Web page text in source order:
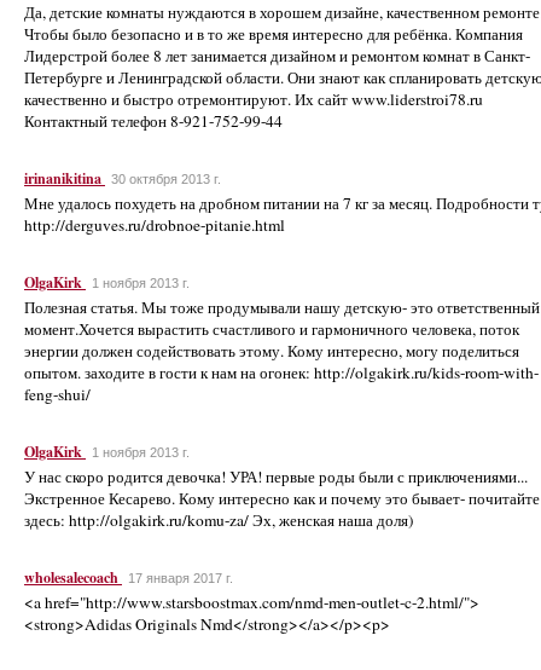
Да, детские комнаты нуждаются в хорошем дизайне, качественном
Чтобы было безопасно и в то же время интересно для ребёнка. Компания
Лидерстрой более 8 лет занимается дизайном и ремонтом комнат в Санкт-
Петербурге и Ленинградской области. Они знают как спланировать
качественно и быстро отремонтируют. Их сайт www.liderstroi78.ru
Контактный телефон 8-921-752-99-44
irinanikitina 30 октября 2013 г.
Мне удалось похудеть на дробном питании на 7 кг за месяц. Подробности
http://derguves.ru/drobnoe-pitanie.html
OlgaKirk 1 ноября 2013 г.
Полезная статья. Мы тоже продумывали нашу детскую- это ответственный
момент.Хочется вырастить счастливого и гармоничного человека, поток
энергии должен содействовать этому. Кому интересно, могу поделиться
опытом. заходите в гости к нам на огонек: http://olgakirk.ru/kids-room-with-
feng-shui/
OlgaKirk 1 ноября 2013 г.
У нас скоро родится девочка! УРА! первые роды были с приключениями...
Экстренное Кесарево. Кому интересно как и почему это бывает- почитайте
здесь: http://olgakirk.ru/komu-za/ Эх, женская наша доля)
wholesalecoach 17 января 2017 г.
<a href="http://www.starsboostmax.com/nmd-men-outlet-c-2.html/">
<strong>Adidas Originals Nmd</strong></a></p><p>